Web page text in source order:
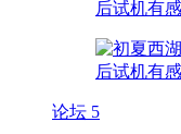
论坛 5